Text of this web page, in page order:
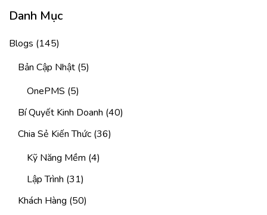
Danh Mục
Blogs (145)
Bản Cập Nhật (5)
OnePMS (5)
Bí Quyết Kinh Doanh (40)
Chia Sẻ Kiến Thức (36)
Kỹ Năng Mềm (4)
Lập Trình (31)
Khách Hàng (50)